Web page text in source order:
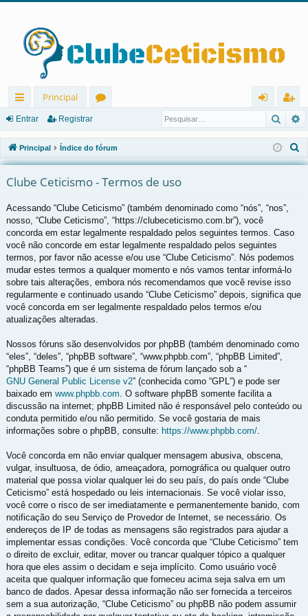
in
ks
rá
pi
d
os
Principal
u
ns
ra
r
eg
ist
ra
Entrar Registrar
Principal Índice do fórum
e
Clube Ceticismo - Termos de uso
Acessando “Clube Ceticismo” (também denominado como “nós”, “nos”,
nosso, “Clube Ceticismo”, “https://clubeceticismo.com.br”), você
concorda em estar legalmente respaldado pelos seguintes termos. Caso
você não concorde em estar legalmente respaldado pelos seguintes
termos, por favor não acesse e/ou use “Clube Ceticismo”. Nós podemos
mudar estes termos a qualquer momento e nós vamos tentar informá-lo
sobre tais alterações, embora nós recomendamos que você revise isso
regularmente e continuado usando “Clube Ceticismo” depois, significa que
você concorda em ser legalmente respaldado pelos termos e/ou
atualizações alteradas.
Nossos fóruns são desenvolvidos por phpBB (também denominado como
“eles”, “deles”, “phpBB software”, “www.phpbb.com”, “phpBB Limited”,
“phpBB Teams”) que é um sistema de fórum lançado sob a “
GNU General Public License v2” (conhecida como “GPL”) e pode ser
baixado em www.phpbb.com . O software phpBB somente facilita a
discussão na internet; phpBB Limited não é responsável pelo conteúdo ou
conduta permitido e/ou não permitido. Se você gostaria de mais
informações sobre o phpBB, consulte: https://www.phpbb.com/
Você concorda em não enviar qualquer mensagem abusiva, obscena,
vulgar, insultuosa, de ódio, ameaçadora, pornográfica ou qualquer outro
material que possa violar qualquer lei do seu país, do país onde “Clube
Ceticismo” está hospedado ou leis internacionais. Se você violar isso,
você corre o risco de ser imediatamente e permanentemente banido, com
notificação do seu Serviço de Provedor de Internet, se necessário. Os
endereços de IP de todas as mensagens são registrados para ajudar a
implementar essas condições. Você concorda que “Clube Ceticismo” tem
o direito de excluir, editar, mover ou trancar qualquer tópico a qualquer
hora que eles assim o decidam e seja implícito. Como usuário você
aceita que qualquer informação que forneceu acima seja salva em um
banco de dados. Apesar dessa informação não ser fornecida a terceiros
sem a sua autorização, “Clube Ceticismo” ou phpBB não podem assumir